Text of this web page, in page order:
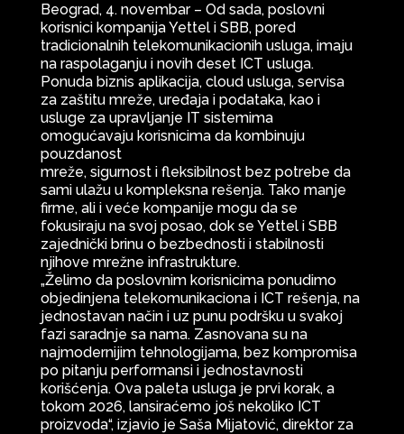
Beograd, 4. novembar – Od sada, poslovni
korisnici kompanija Yettel i SBB, pored
tradicionalnih telekomunikacionih usluga, imaju
na raspolaganju i novih deset ICT usluga.
Ponuda biznis aplikacija, cloud usluga, servisa
za zaštitu mreže, uređaja i podataka, kao i
usluge za upravljanje IT sistemima
omogućavaju korisnicima da kombinuju
pouzdanost
mreže, sigurnost i fleksibilnost bez potrebe da
sami ulažu u kompleksna rešenja. Tako manje
firme, ali i veće kompanije mogu da se
fokusiraju na svoj posao, dok se Yettel i SBB
zajednički brinu o bezbednosti i stabilnosti
njihove mrežne infrastrukture.
„Želimo da poslovnim korisnicima ponudimo
objedinjena telekomunikaciona i ICT rešenja, na
jednostavan način i uz punu podršku u svakoj
fazi saradnje sa nama. Zasnovana su na
najmodernijim tehnologijama, bez kompromisa
po pitanju performansi i jednostavnosti
korišćenja. Ova paleta usluga je prvi korak, a
tokom 2026, lansiraćemo još nekoliko ICT
proizvoda“, izjavio je Saša Mijatović, direktor za